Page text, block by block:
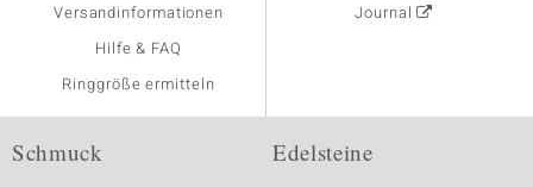
Versandinformationen
Hilfe & FAQ
Ringgröße ermitteln
Journal
Schmuck Edelsteine